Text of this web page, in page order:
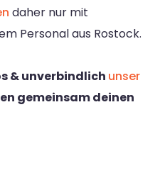
daher nur mit
Personal aus Rostock.
& unverbindlich unser
gemeinsam deinen